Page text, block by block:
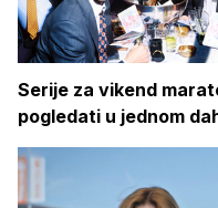
Serije za vikend
pogledati u jednom